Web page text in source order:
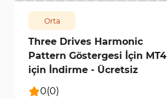
Orta
Three Drives Harmonic
Pattern Göstergesi İçin MT4
için İndirme - Ücretsiz
0(0)